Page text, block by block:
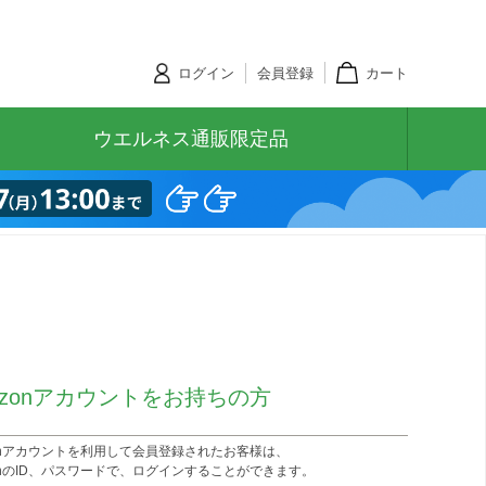
ログイン 会員登録 カート
ウエルネス通販限定品
アカウントをお持ちの方
カウントを利用して会員登録されたお客様は、
ID、パスワードで、ログインすることができます。